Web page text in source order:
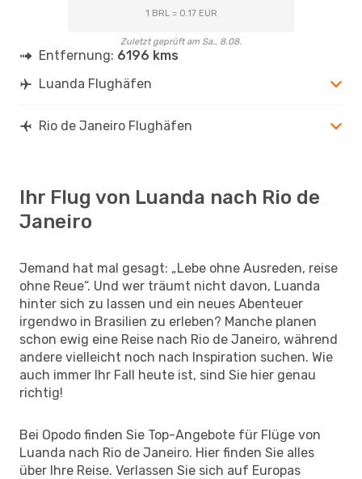
1 BRL = 0.17 EUR
Zuletzt geprüft am Sa., 8.08.
Entfernung: 6196 kms
Luanda Flughäfen
Rio de Janeiro Flughäfen
Ihr Flug von Luanda nach Rio de
Janeiro
Jemand hat mal gesagt: „Lebe ohne Ausreden, reise
ohne Reue“. Und wer träumt nicht davon, Luanda
hinter sich zu lassen und ein neues Abenteuer
irgendwo in Brasilien zu erleben? Manche planen
schon ewig eine Reise nach Rio de Janeiro, während
andere vielleicht noch nach Inspiration suchen. Wie
auch immer Ihr Fall heute ist, sind Sie hier genau
richtig!
Bei Opodo finden Sie Top-Angebote für Flüge von
Luanda nach Rio de Janeiro. Hier finden Sie alles
über Ihre Reise. Verlassen Sie sich auf Europas